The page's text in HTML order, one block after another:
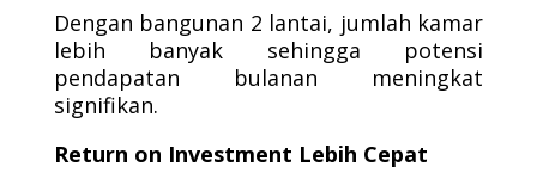
Dengan bangunan 2 lantai, jumlah kamar
lebih banyak sehingga potensi
pendapatan bulanan meningkat
signifikan.
Return on Investment Lebih Cepat